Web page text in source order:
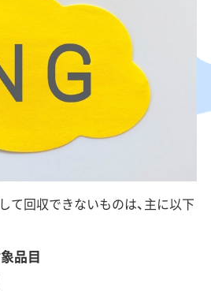
て回収できないものは、主に以下
品目